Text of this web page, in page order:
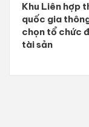
Khu Liên hợp
quốc gia
chọn tổ chức
tài sản